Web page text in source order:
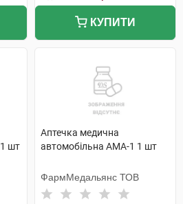
КУПИТИ
шт
Аптечка медична
автомобільна АМА-1 1 шт
ФармМедальянс ТОВ